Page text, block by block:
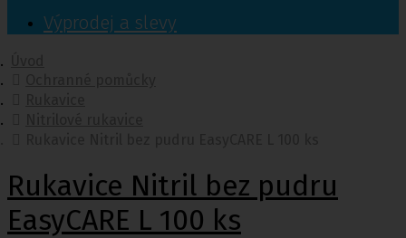
Výprodej a slevy
Rukavice Nitril bez pudru
EasyCARE L 100 ks